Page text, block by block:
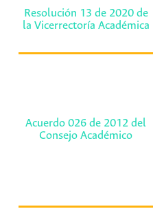
Resolución 13 de 2020 de
la Vicerrectoría Académica
Acuerdo 026 de 2012 del
Consejo Académico